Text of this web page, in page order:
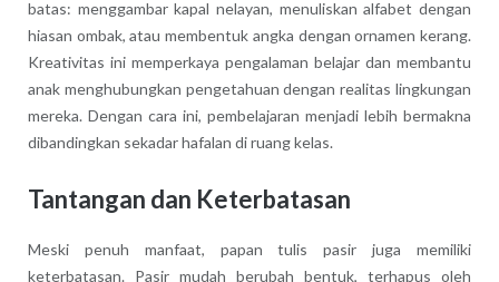
batas: menggambar kapal nelayan, menuliskan alfabet dengan
hiasan ombak, atau membentuk angka dengan ornamen kerang.
Kreativitas ini memperkaya pengalaman belajar dan membantu
anak menghubungkan pengetahuan dengan realitas lingkungan
mereka. Dengan cara ini, pembelajaran menjadi lebih bermakna
dibandingkan sekadar hafalan di ruang kelas.
Tantangan dan Keterbatasan
Meski penuh manfaat, papan tulis pasir juga memiliki
keterbatasan. Pasir mudah berubah bentuk, terhapus oleh